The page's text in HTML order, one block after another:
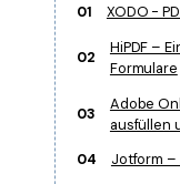
Veröffentlichung
Freiberufler
Alle PDF-
PDF-Wissen
PDF-bezogene
Download-
Laden Sie die
01
XODO -
02
HiPDF –
Formulare
03
Adobe
ausfüllen
04
Jotform –